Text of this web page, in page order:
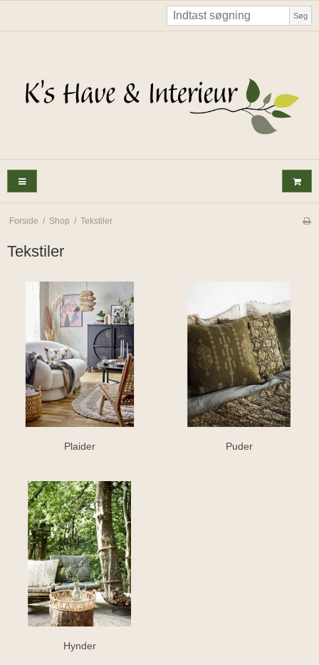
Søg
Forside / Shop / Tekstiler
Tekstiler
Plaider Puder
Hynder